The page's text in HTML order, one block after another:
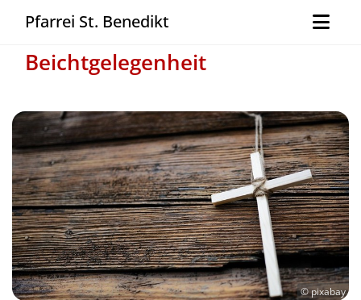
Pfarrei St. Benedikt
Beichtgelegenheit
© pixabay